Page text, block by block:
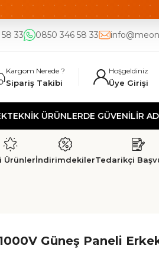
FİYAT
33 0850 346 58 33
Kargom Nerede ?
Sipariş Takibi
Hoşgeldiniz
Üye Girişi
ÜRÜNLERDE GÜVENİLİR ADRES
ÜrünlerİndirimdekilerTedarikçi
Güneş Paneli